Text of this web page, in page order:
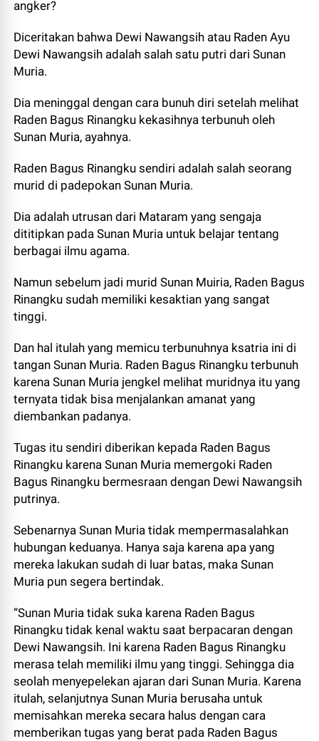
angker?
Diceritakan bahwa Dewi Nawangsih atau Raden Ayu
Dewi Nawangsih adalah salah satu putri dari Sunan
Muria.
Dia meninggal dengan cara bunuh diri setelah melihat
Raden Bagus Rinangku kekasihnya terbunuh oleh
Sunan Muria, ayahnya.
Raden Bagus Rinangku sendiri adalah salah seorang
murid di padepokan Sunan Muria.
Dia adalah utrusan dari Mataram yang sengaja
dititipkan pada Sunan Muria untuk belajar tentang
berbagai ilmu agama.
Namun sebelum jadi murid Sunan Muiria, Raden Bagus
Rinangku sudah memiliki kesaktian yang sangat
tinggi.
Dan hal itulah yang memicu terbunuhnya ksatria ini di
tangan Sunan Muria. Raden Bagus Rinangku terbunuh
karena Sunan Muria jengkel melihat muridnya itu yang
ternyata tidak bisa menjalankan amanat yang
diembankan padanya.
Tugas itu sendiri diberikan kepada Raden Bagus
Rinangku karena Sunan Muria memergoki Raden
Bagus Rinangku bermesraan dengan Dewi Nawangsih
putrinya.
Sebenarnya Sunan Muria tidak mempermasalahkan
hubungan keduanya. Hanya saja karena apa yang
mereka lakukan sudah di luar batas, maka Sunan
Muria pun segera bertindak.
“Sunan Muria tidak suka karena Raden Bagus
Rinangku tidak kenal waktu saat berpacaran dengan
Dewi Nawangsih. Ini karena Raden Bagus Rinangku
merasa telah memiliki ilmu yang tinggi. Sehingga dia
seolah menyepelekan ajaran dari Sunan Muria. Karena
itulah, selanjutnya Sunan Muria berusaha untuk
memisahkan mereka secara halus dengan cara
memberikan tugas yang berat pada Raden Bagus